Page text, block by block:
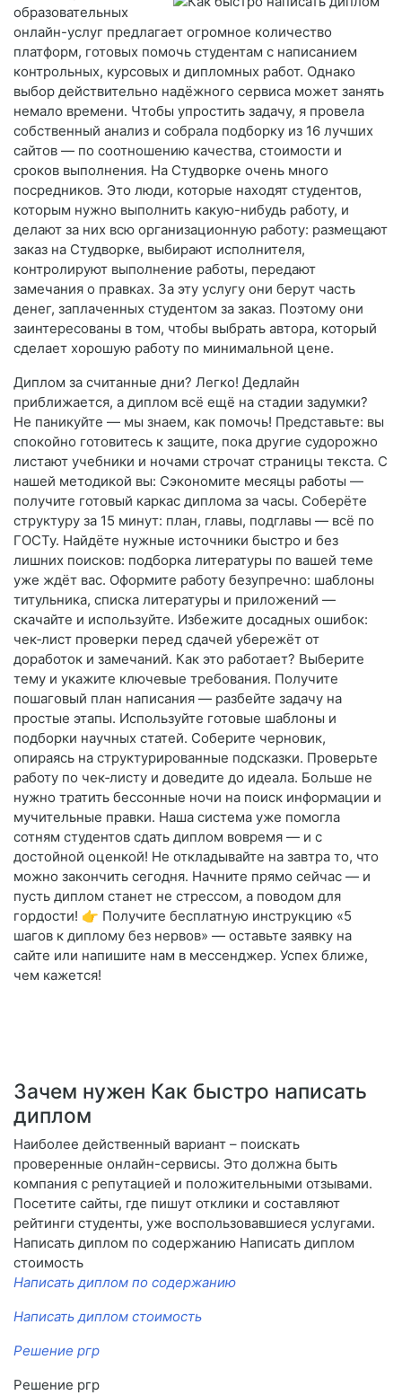
образовательных
онлайн-услуг предлагает огромное количество
платформ, готовых помочь студентам с написанием
контрольных, курсовых и дипломных работ. Однако
выбор действительно надёжного сервиса может занять
немало времени. Чтобы упростить задачу, я провела
собственный анализ и собрала подборку из 16 лучших
сайтов — по соотношению качества, стоимости и
сроков выполнения. На Студворке очень много
посредников. Это люди, которые находят студентов,
которым нужно выполнить какую-нибудь работу, и
делают за них всю организационную работу: размещают
заказ на Студворке, выбирают исполнителя,
контролируют выполнение работы, передают
замечания о правках. За эту услугу они берут часть
денег, заплаченных студентом за заказ. Поэтому они
заинтересованы в том, чтобы выбрать автора, который
сделает хорошую работу по минимальной цене.
Диплом за считанные дни? Легко! Дедлайн
приближается, а диплом всё ещё на стадии задумки?
Не паникуйте — мы знаем, как помочь! Представьте: вы
спокойно готовитесь к защите, пока другие судорожно
листают учебники и ночами строчат страницы текста. С
нашей методикой вы: Сэкономите месяцы работы —
получите готовый каркас диплома за часы. Соберёте
структуру за 15 минут: план, главы, подглавы — всё по
ГОСТу. Найдёте нужные источники быстро и без
лишних поисков: подборка литературы по вашей теме
уже ждёт вас. Оформите работу безупречно: шаблоны
титульника, списка литературы и приложений —
скачайте и используйте. Избежите досадных ошибок:
чек‑лист проверки перед сдачей убережёт от
доработок и замечаний. Как это работает? Выберите
тему и укажите ключевые требования. Получите
пошаговый план написания — разбейте задачу на
простые этапы. Используйте готовые шаблоны и
подборки научных статей. Соберите черновик,
опираясь на структурированные подсказки. Проверьте
работу по чек‑листу и доведите до идеала. Больше не
нужно тратить бессонные ночи на поиск информации и
мучительные правки. Наша система уже помогла
сотням студентов сдать диплом вовремя — и с
достойной оценкой! Не откладывайте на завтра то, что
можно закончить сегодня. Начните прямо сейчас — и
пусть диплом станет не стрессом, а поводом для
гордости! 👉 Получите бесплатную инструкцию «5
шагов к диплому без нервов» — оставьте заявку на
сайте или напишите нам в мессенджер. Успех ближе,
чем кажется!
Зачем нужен Как быстро написать
диплом
Наиболее действенный вариант – поискать
проверенные онлайн-сервисы. Это должна быть
компания с репутацией и положительными отзывами.
Посетите сайты, где пишут отклики и составляют
рейтинги студенты, уже воспользовавшиеся услугами.
Написать диплом по содержанию Написать диплом
стоимость
Написать диплом по содержанию
Написать диплом стоимость
Решение ргр
Решение ргр